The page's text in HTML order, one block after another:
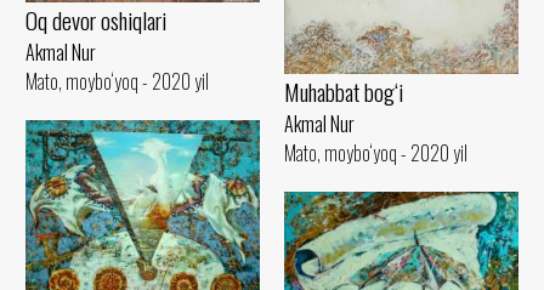
Muhabbat bog‘i
Akmal Nur
Mato, moybo‘yoq - 2020 yil
Oq devor oshiqlari
Akmal Nur
Mato, moybo‘yoq - 2020 yil